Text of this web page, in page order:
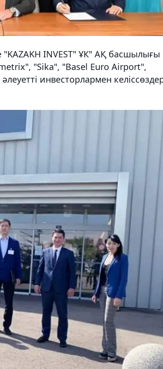
INVEST" ҰК" АҚ басшылығы
"Sika", "Basel Euro Airport",
инвесторлармен